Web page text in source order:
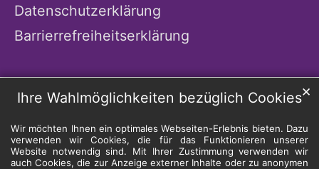
Ihre Wahlmöglichkeiten bezüglich Cookies
Wir möchten Ihnen ein optimales Webseiten-Erlebnis bieten. Dazu
verwenden wir Cookies, die für das Funktionieren unserer
Website notwendig sind. Mit Ihrer Zustimmung verwenden wir
auch Cookies, die zur Anzeige externer Inhalte oder zu anonymen
✕
Datenschutzerklärung
Barrierrefreiheitserklärung